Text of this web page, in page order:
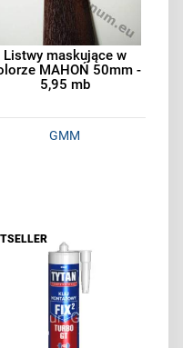
Listwy maskujące w
MAHOŃ 50mm -
5,95 mb
GMM